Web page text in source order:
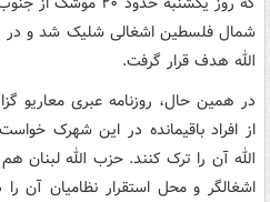
شمال فلسطین اشغالی شلیک شد و در
الله هدف قرار گرفت.
در همین حال، روزنامه عبری معاریو
از افراد باقیمانده در این شهرک
الله آن را ترک کنند. حزب الله لبنان
اشغالگر و محل استقرار نظامیان آن